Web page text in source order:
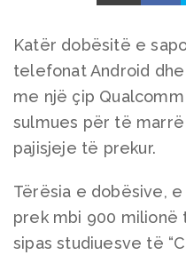
Katër dobësitë e
telefonat Android
me një çip
sulmues për të
pajisjeje të prekur.
Tërësia e dobësive, e
prek mbi 900
sipas studiuesve të